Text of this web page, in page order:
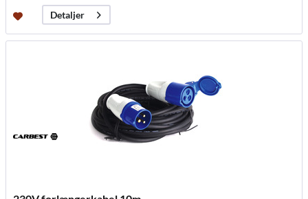
Detaljer